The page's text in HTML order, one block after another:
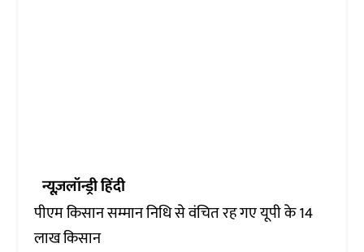
न्यूज़लॉन्ड्री हिंदी
पीएम किसान सम्मान निधि से वंचित रह गए यूपी के 14
लाख किसान